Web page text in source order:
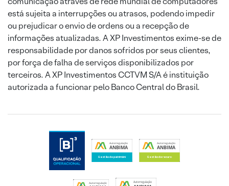
está sujeita a interrupções ou atrasos, podendo impedir
ou prejudicar o envio de ordens ou a recepção de
informações atualizadas. A XP Investimentos exime-se de
responsabilidade por danos sofridos por seus clientes,
por força de falha de serviços disponibilizados por
terceiros. A XP Investimentos CCTVM S/A é instituição
autorizada a funcionar pelo Banco Central do Brasil.